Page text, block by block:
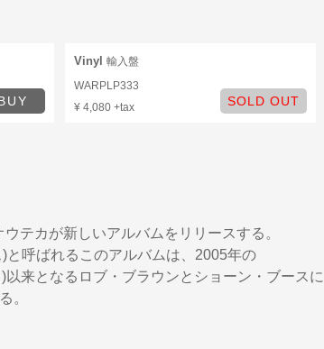
Vinyl 輸入盤
WARPLP333
¥ 4,080 +tax
SOLD OUT
テカが新しいアルバムをリリースする。
)と呼ばれるこのアルバムは、2005年の
以来となるロブ・ブラウンとショーン・ブースに
。